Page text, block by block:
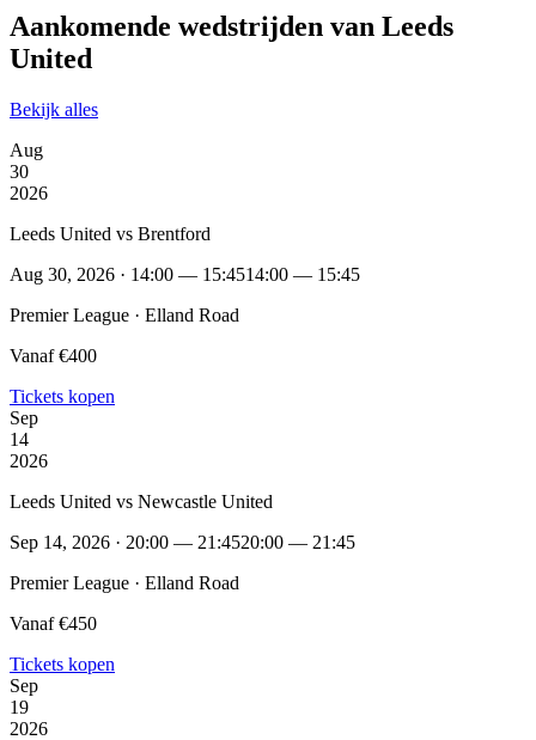
Aankomende wedstrijden van Leeds
United
Bekijk alles
Aug
30
2026
Leeds United vs Brentford
Aug 30, 2026 · 14:00 — 15:4514:00 — 15:45
Premier League · Elland Road
Vanaf €400
Tickets kopen
Sep
14
2026
Leeds United vs Newcastle United
Sep 14, 2026 · 20:00 — 21:4520:00 — 21:45
Premier League · Elland Road
Vanaf €450
Tickets kopen
Sep
19
2026